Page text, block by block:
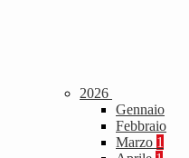
2026
Gennaio
Febbraio
Marzo 1